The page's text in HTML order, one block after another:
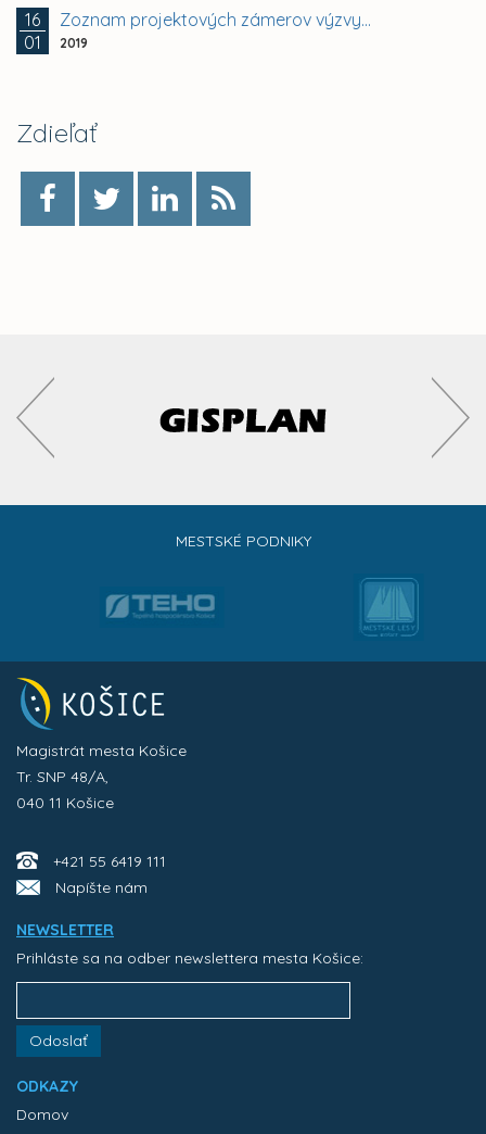
16
01
Zoznam projektových zámerov výzvy...
2019
Zdieľať
MESTSKÉ PODNIKY
Magistrát mesta Košice
Tr. SNP 48/A,
040 11 Košice
+421 55 6419 111
Napíšte nám
NEWSLETTER
Prihláste sa na odber newslettera mesta Košice:
Odoslať
ODKAZY
Domov